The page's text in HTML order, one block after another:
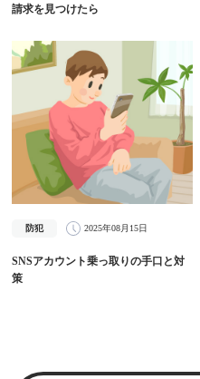
請求を見つけたら
防犯 2025年08月15日
SNSアカウント乗っ取りの手口と対
策